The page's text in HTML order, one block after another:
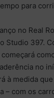
para
no Real
Studio 397.
no
à medida
– com os